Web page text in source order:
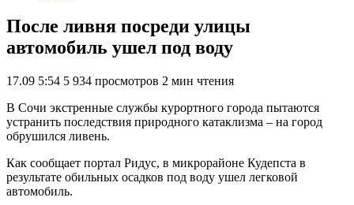
После ливня посреди улицы
автомобиль ушел под воду
17.09 5:54 5 934 просмотров 2 мин чтения
В Сочи экстренные службы курортного города пытаются
устранить последствия природного катаклизма – на город
обрушился ливень.
Как сообщает портал Ридус, в микрорайоне Кудепста в
результате обильных осадков под воду ушел легковой
автомобиль.